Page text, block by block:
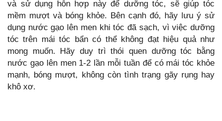
và sử dụng hỗn hợp này để dưỡng tóc, sẽ giúp tóc
mềm mượt và bóng khỏe. Bên cạnh đó, hãy lưu ý sử
dụng nước gạo lên men khi tóc đã sạch, vì việc dưỡng
tóc trên mái tóc bẩn có thể không đạt hiệu quả như
mong muốn. Hãy duy trì thói quen dưỡng tóc bằng
nước gạo lên men 1-2 lần mỗi tuần để có mái tóc khỏe
mạnh, bóng mượt, không còn tình trạng gãy rụng hay
khô xơ.